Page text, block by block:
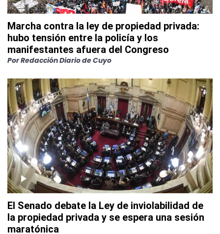
Marcha contra la ley de propiedad privada:
hubo tensión entre la policía y los
manifestantes afuera del Congreso
PorRedacción Diario de Cuyo
El Senado debate la Ley de inviolabilidad de
la propiedad privada y se espera una sesión
maratónica